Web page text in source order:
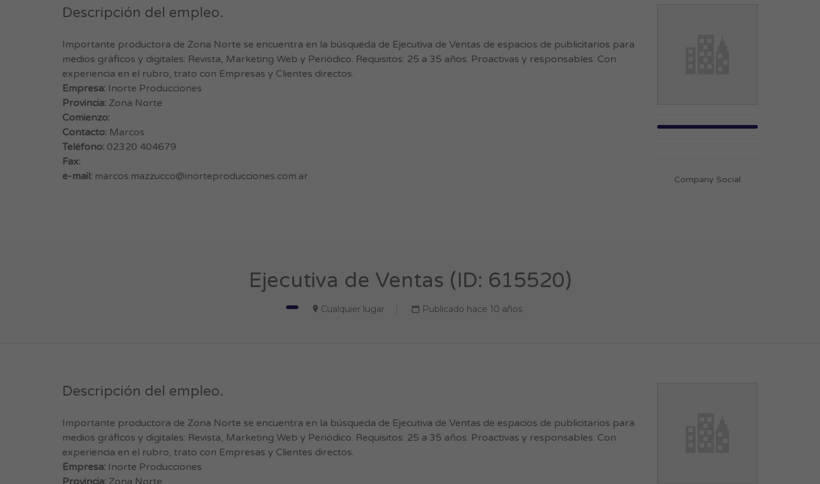
Descripción del empleo.
Importante productora de Zona Norte se encuentra en la búsqueda de Ejecutiva de Ventas de espacios de publicitarios para
medios gráficos y digitales: Revista, Marketing Web y Periódico. Requisitos: 25 a 35 años. Proactivas y responsables. Con
experiencia en el rubro, trato con Empresas y Clientes directos.
Empresa: Inorte Producciones
Provincia: Zona Norte
Comienzo:
Contacto: Marcos
Teléfono: 02320 404679
Fax:
e-mail: marcos.mazzucco@inorteproducciones.com.ar Company Social
Ejecutiva de Ventas (ID: 615520)
Cualquier lugar Publicado hace 10 años
Descripción del empleo.
Importante productora de Zona Norte se encuentra en la búsqueda de Ejecutiva de Ventas de espacios de publicitarios para
medios gráficos y digitales: Revista, Marketing Web y Periódico. Requisitos: 25 a 35 años. Proactivas y responsables. Con
experiencia en el rubro, trato con Empresas y Clientes directos.
Empresa: Inorte Producciones
Provincia: Zona Norte